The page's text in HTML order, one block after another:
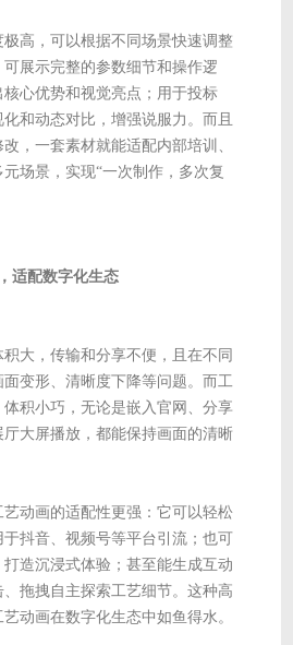
高，可以根据不同场景快速调整
展示完整的参数细节和操作逻
心优势和视觉亮点；用于投标
和动态对比，增强说服力。而且
，一套素材就能适配内部培训、
场景，实现“一次制作，多次复
配数字化生态
大，传输和分享不便，且在不同
变形、清晰度下降等问题。而工
积小巧，无论是嵌入官网、分享
大屏播放，都能保持画面的清晰
动画的适配性更强：它可以轻松
抖音、视频号等平台引流；也可
造沉浸式体验；甚至能生成互动
拖拽自主探索工艺细节。这种高
动画在数字化生态中如鱼得水。